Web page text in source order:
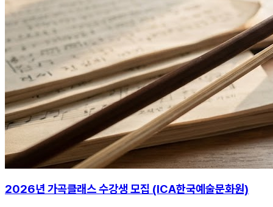
2026년 가곡클래스 수강생 모집 (ICA한국예술문화원)